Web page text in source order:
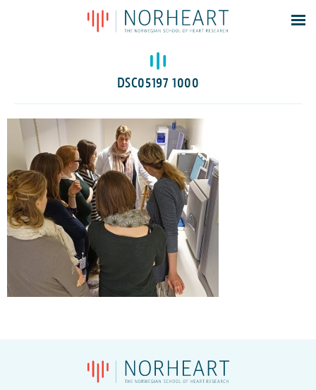
Latest news
Events
Members
Contacts
About
Log In
DSC05197 1000